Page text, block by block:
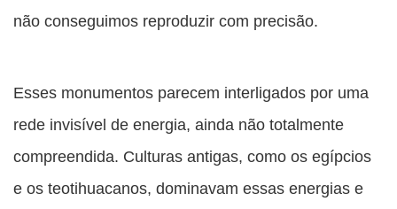
não conseguimos reproduzir com precisão.
Esses monumentos parecem interligados por uma
rede invisível de energia, ainda não totalmente
compreendida. Culturas antigas, como os egípcios
e os teotihuacanos, dominavam essas energias e